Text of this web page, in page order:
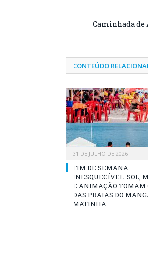
Caminhada de
CONTEÚDO
31 DE JULHO DE 2026
FIM DE SEMANA
INESQUECÍVEL: SOL,
E ANIMAÇÃO TOMAM
DAS PRAIAS DO
MATINHA